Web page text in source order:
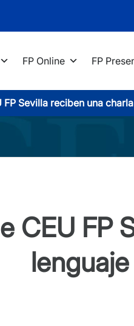
FP Online FP
FP Sevilla reciben una
CEU FP